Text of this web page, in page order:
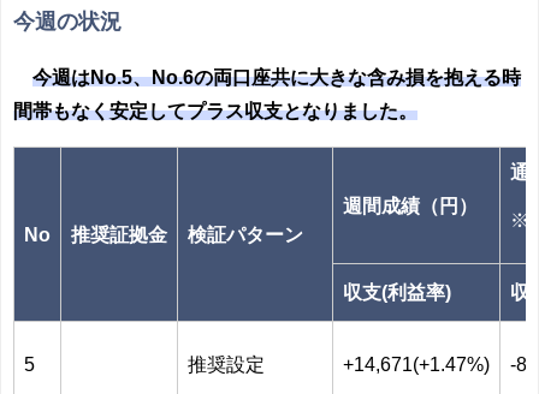
今週の状況
今週はNo.5、No.6の両口座共に大きな含み損を抱える時
間帯もなく安定してプラス収支となりました。
No 推奨証拠金 検証パターン
週間成績（円）
通
収支(利益率) 収
5 推奨設定 +14,671(+1.47%) -